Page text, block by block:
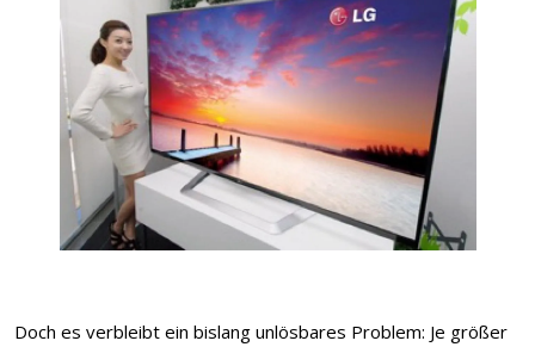
Doch es verbleibt ein bislang unlösbares Problem: Je größer